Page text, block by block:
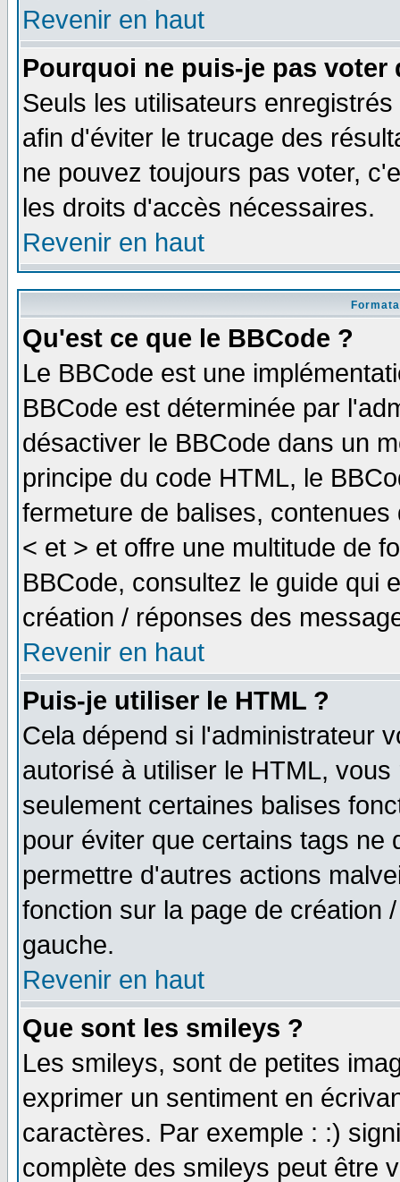
Revenir en haut
Pourquoi ne puis-je pas voter
Seuls les utilisateurs
afin d'éviter le trucage des
ne pouvez toujours pas voter,
les droits d'accès nécessaires.
Revenir en haut
Qu'est ce que le BBCode ?
Le BBCode est une
BBCode est déterminée par
désactiver le BBCode dans un
principe du code HTML, le
fermeture de balises,
< et > et offre une multitude de
BBCode, consultez le guide qui
création / réponses des
Revenir en haut
Puis-je utiliser le HTML ?
Cela dépend si l'administrateur
autorisé à utiliser le HTML,
seulement certaines balises
pour éviter que certains tags ne
permettre d'autres actions
fonction sur la page de création
gauche.
Revenir en haut
Que sont les smileys ?
Les smileys, sont de petites
exprimer un sentiment en
caractères. Par exemple : :)
complète des smileys peut être